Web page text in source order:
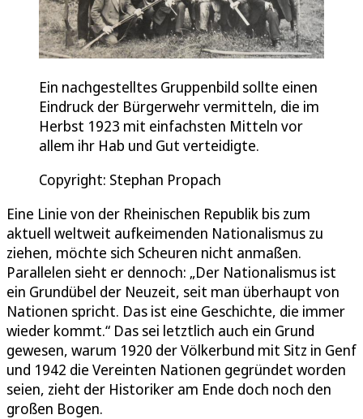
Ein nachgestelltes Gruppenbild sollte einen
Eindruck der Bürgerwehr vermitteln, die im
Herbst 1923 mit einfachsten Mitteln vor
allem ihr Hab und Gut verteidigte.
Copyright: Stephan Propach
Eine Linie von der Rheinischen Republik bis zum
aktuell weltweit aufkeimenden Nationalismus zu
ziehen, möchte sich Scheuren nicht anmaßen.
Parallelen sieht er dennoch: „Der Nationalismus ist
ein Grundübel der Neuzeit, seit man überhaupt von
Nationen spricht. Das ist eine Geschichte, die immer
wieder kommt.“ Das sei letztlich auch ein Grund
gewesen, warum 1920 der Völkerbund mit Sitz in Genf
und 1942 die Vereinten Nationen gegründet worden
seien, zieht der Historiker am Ende doch noch den
großen Bogen.